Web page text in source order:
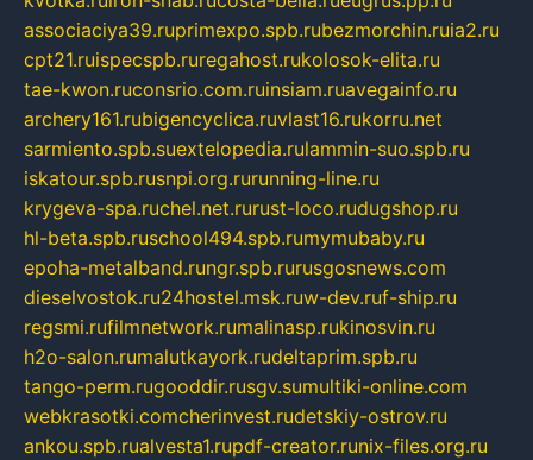
associaciya39.ruprimexpo.spb.rubezmorchin.ruia2.ru
cpt21.ruispecspb.ruregahost.rukolosok-elita.ru
tae-kwon.ruconsrio.com.ruinsiam.ruavegainfo.ru
archery161.rubigencyclica.ruvlast16.rukorru.net
sarmiento.spb.suextelopedia.rulammin-suo.spb.ru
iskatour.spb.rusnpi.org.rurunning-line.ru
krygeva-spa.ruchel.net.rurust-loco.rudugshop.ru
hl-beta.spb.ruschool494.spb.rumymubaby.ru
epoha-metalband.rungr.spb.rurusgosnews.com
dieselvostok.ru24hostel.msk.ruw-dev.ruf-ship.ru
regsmi.rufilmnetwork.rumalinasp.rukinosvin.ru
h2o-salon.rumalutkayork.rudeltaprim.spb.ru
tango-perm.rugooddir.rusgv.sumultiki-online.com
webkrasotki.comcherinvest.rudetskiy-ostrov.ru
ankou.spb.rualvesta1.rupdf-creator.runix-files.org.ru